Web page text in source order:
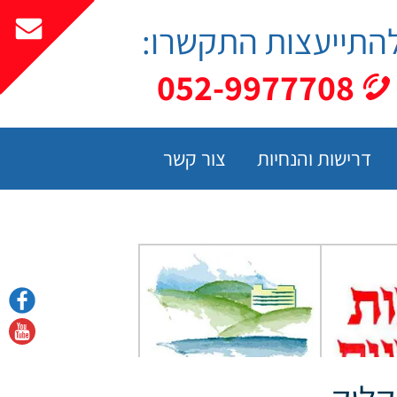
התקשרו:
052-9977708
דרישות והנחיות צור קשר